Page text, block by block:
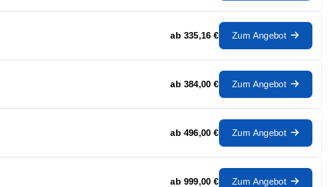
ab 335,16 € Zum Angebot
ab 384,00 € Zum Angebot
ab 496,00 € Zum Angebot
ab 999,00 € Zum Angebot